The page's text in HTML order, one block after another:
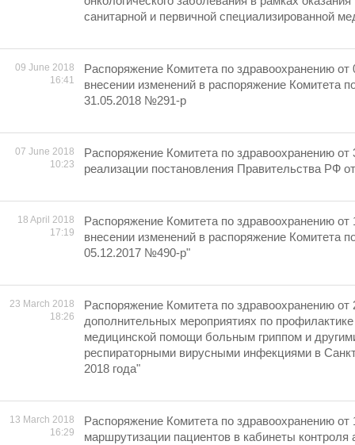
санитарной и первичной специализированной
09 June 2018
16:41
Распоряжение Комитета по здравоохранению
внесении изменений в распоряжение Комитета
31.05.2018 №291-р
07 June 2018
10:23
Распоряжение Комитета по здравоохранению
реализации постановления Правительства РФ
18 April 2018
17:19
Распоряжение Комитета по здравоохранению
внесении изменений в распоряжение Комитета
05.12.2017 №490-р"
23 March 2018
18:26
Распоряжение Комитета по здравоохранению
дополнительных мероприятиях по
медицинской помощи больным гриппом и
респираторными вирусными инфекциями в
2018 года"
13 March 2018
16:29
Распоряжение Комитета по здравоохранению
маршрутизации пациентов в кабинеты контроля